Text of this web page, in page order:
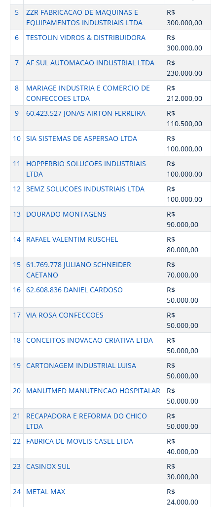
5
ZZR FABRICACAO DE MAQUINAS E
EQUIPAMENTOS INDUSTRIAIS LTDA
R$
300.000,00
6
TESTOLIN VIDROS & DISTRIBUIDORA
R$
300.000,00
7
AF SUL AUTOMACAO INDUSTRIAL LTDA
R$
230.000,00
8
MARIAGE INDUSTRIA E COMERCIO DE
CONFECCOES LTDA
R$
212.000,00
9
60.423.527 JONAS AIRTON FERREIRA
R$
110.500,00
10 SIA SISTEMAS DE ASPERSAO LTDA
R$
100.000,00
11
HOPPERBIO SOLUCOES INDUSTRIAIS
LTDA
R$
100.000,00
12 3EMZ SOLUCOES INDUSTRIAIS LTDA
R$
100.000,00
13
DOURADO MONTAGENS
R$
90.000,00
14
RAFAEL VALENTIM RUSCHEL
R$
80.000,00
15 61.769.778 JULIANO SCHNEIDER
CAETANO
R$
70.000,00
16 62.608.836 DANIEL CARDOSO
R$
50.000,00
17 VIA ROSA CONFECCOES
R$
50.000,00
18 CONCEITOS INOVACAO CRIATIVA LTDA
R$
50.000,00
19 CARTONAGEM INDUSTRIAL LUISA
R$
50.000,00
20
MANUTMED MANUTENCAO HOSPITALAR
R$
50.000,00
21
RECAPADORA E REFORMA DO CHICO
LTDA
R$
50.000,00
22
FABRICA DE MOVEIS CASEL LTDA
R$
40.000,00
23 CASINOX SUL
R$
30.000,00
24
METAL MAX
R$
24.000,00